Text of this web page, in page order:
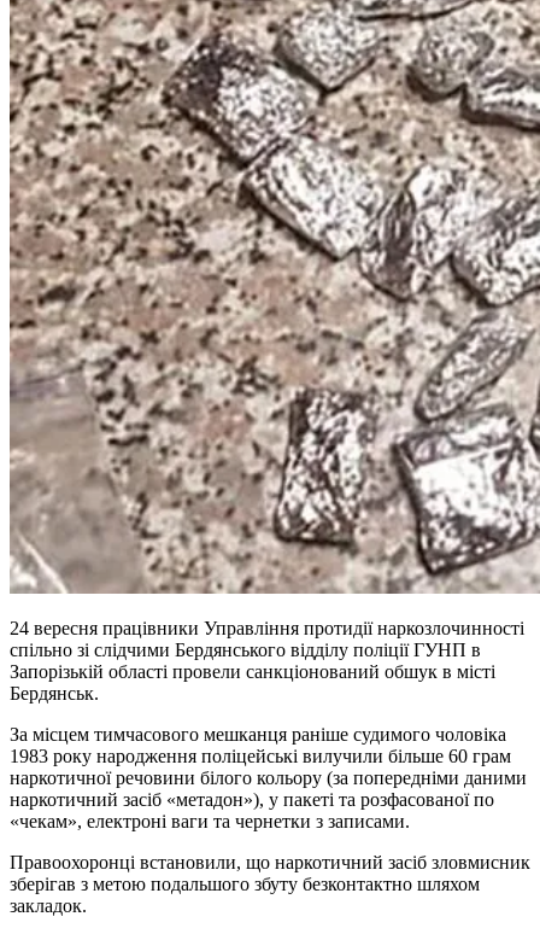
24 вересня працівники Управління протидії наркозлочинності
спільно зі слідчими Бердянського відділу поліції ГУНП в
Запорізькій області провели санкціонований обшук в місті
Бердянськ.
За місцем тимчасового мешканця раніше судимого чоловіка
1983 року народження поліцейські вилучили більше 60 грам
наркотичної речовини білого кольору (за попередніми даними
наркотичний засіб «метадон»), у пакеті та розфасованої по
«чекам», електроні ваги та чернетки з записами.
Правоохоронці встановили, що наркотичний засіб зловмисник
зберігав з метою подальшого збуту безконтактно шляхом
закладок.